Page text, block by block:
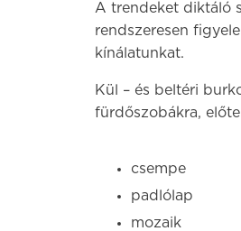
A trendeket diktáló
rendszeresen
kínálatunkat.
Kül – és beltéri
fürdőszobákra,
csempe
padlólap
mozaik